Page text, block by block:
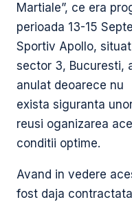
Martiale”, ce era
perioada 13-15
Sportiv Apollo,
sector 3, Bucuresti,
anulat deoarece nu
exista siguranta
reusi oganizarea
conditii optime.
Avand in vedere
fost daja